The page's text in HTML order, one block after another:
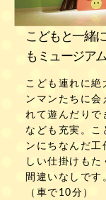
こどもと一緒
もミュージアム
こども連れに
ンマンたちに会
れて遊んだりで
なども充実。こ
ンにちなんだ工
しい仕掛けもた
間違いなしです
（車で10分）